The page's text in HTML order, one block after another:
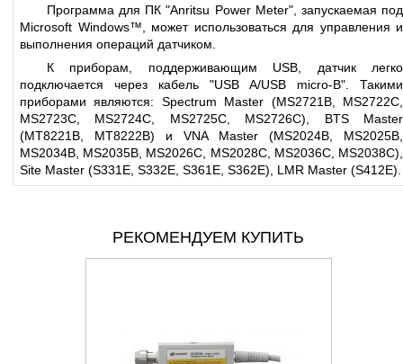
Программа для ПК "Anritsu Power Meter", запускаемая под
Microsoft Windows™, может использоваться для управления и
выполнения операций датчиком.
К приборам, поддерживающим USB, датчик легко
подключается через кабель "USB A/USB micro-B". Такими
приборами являются: Spectrum Master (MS2721B, MS2722C,
MS2723C, MS2724C, MS2725C, MS2726C), BTS Master
(MT8221B, MT8222B) и VNA Master (MS2024B, MS2025B,
MS2034B, MS2035B, MS2026C, MS2028C, MS2036C, MS2038C),
Site Master (S331E, S332E, S361E, S362E), LMR Master (S412E).
РЕКОМЕНДУЕМ КУПИТЬ